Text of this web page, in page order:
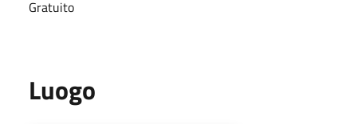
Gratuito
Luogo